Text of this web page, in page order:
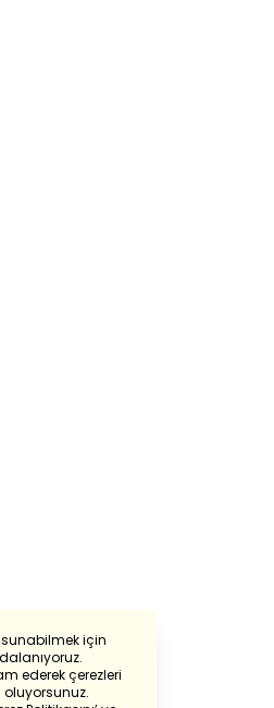
için
ederek çerezleri
Translate